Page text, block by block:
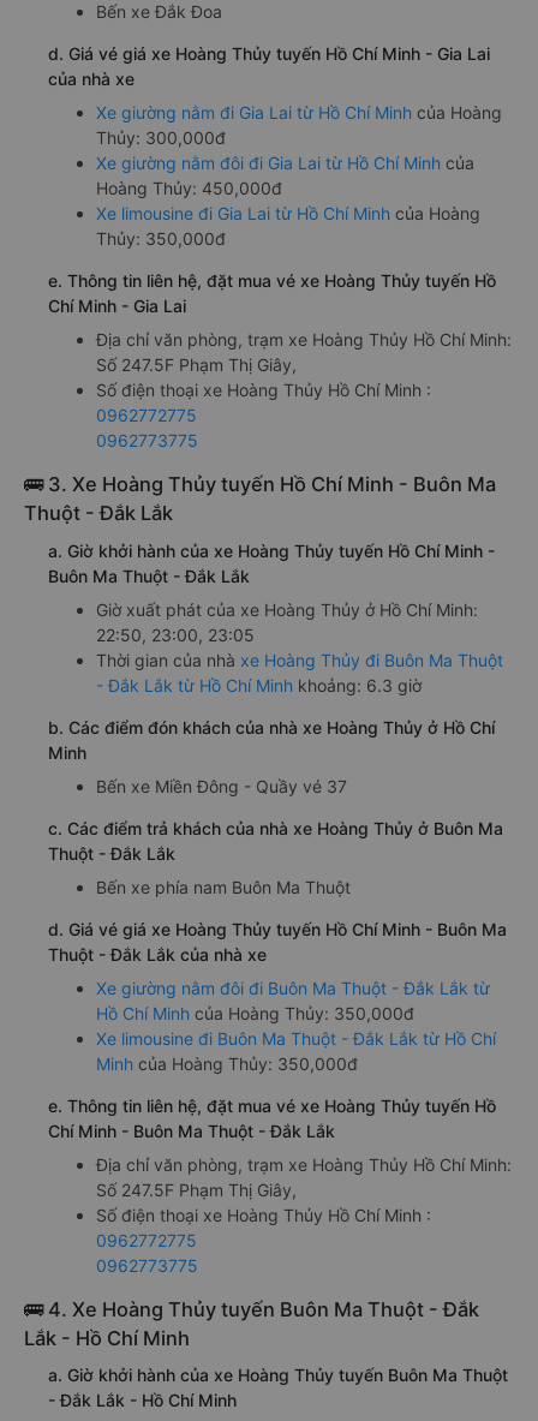
Bến xe Đắk Đoa
d. Giá vé giá xe Hoàng Thủy tuyến Hồ Chí Minh - Gia Lai
của nhà xe
Xe giường nằm đi Gia Lai từ Hồ Chí Minh của Hoàng
Thủy: 300,000đ
Xe giường nằm đôi đi Gia Lai từ Hồ Chí Minh của
Hoàng Thủy: 450,000đ
Xe limousine đi Gia Lai từ Hồ Chí Minh của Hoàng
Thủy: 350,000đ
e. Thông tin liên hệ, đặt mua vé xe Hoàng Thủy tuyến Hồ
Chí Minh - Gia Lai
Địa chỉ văn phòng, trạm xe Hoàng Thủy Hồ Chí Minh:
Số 247.5F Phạm Thị Giây,
Số điện thoại xe Hoàng Thủy Hồ Chí Minh :
0962772775
0962773775
🚌 3. Xe Hoàng Thủy tuyến Hồ Chí Minh - Buôn Ma
Thuột - Đắk Lắk
a. Giờ khởi hành của xe Hoàng Thủy tuyến Hồ Chí Minh -
Buôn Ma Thuột - Đắk Lắk
Giờ xuất phát của xe Hoàng Thủy ở Hồ Chí Minh:
22:50, 23:00, 23:05
Thời gian của nhà xe Hoàng Thủy đi Buôn Ma Thuột
- Đắk Lắk từ Hồ Chí Minh khoảng: 6.3 giờ
b. Các điểm đón khách của nhà xe Hoàng Thủy ở Hồ Chí
Minh
Bến xe Miền Đông - Quầy vé 37
c. Các điểm trả khách của nhà xe Hoàng Thủy ở Buôn Ma
Thuột - Đắk Lắk
Bến xe phía nam Buôn Ma Thuột
d. Giá vé giá xe Hoàng Thủy tuyến Hồ Chí Minh - Buôn Ma
Thuột - Đắk Lắk của nhà xe
Xe giường nằm đôi đi Buôn Ma Thuột - Đắk Lắk từ
Hồ Chí Minh của Hoàng Thủy: 350,000đ
Xe limousine đi Buôn Ma Thuột - Đắk Lắk từ Hồ Chí
Minh của Hoàng Thủy: 350,000đ
e. Thông tin liên hệ, đặt mua vé xe Hoàng Thủy tuyến Hồ
Chí Minh - Buôn Ma Thuột - Đắk Lắk
Địa chỉ văn phòng, trạm xe Hoàng Thủy Hồ Chí Minh:
Số 247.5F Phạm Thị Giây,
Số điện thoại xe Hoàng Thủy Hồ Chí Minh :
0962772775
0962773775
🚌 4. Xe Hoàng Thủy tuyến Buôn Ma Thuột - Đắk
Lắk - Hồ Chí Minh
a. Giờ khởi hành của xe Hoàng Thủy tuyến Buôn Ma Thuột
- Đắk Lắk - Hồ Chí Minh